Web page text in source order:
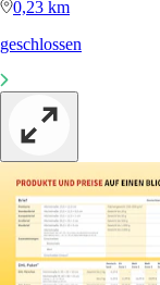
0,23 km
geschlossen